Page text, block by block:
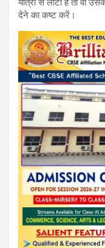
यात्रा से लौटा है तो वो
देने का कष्ट करें।